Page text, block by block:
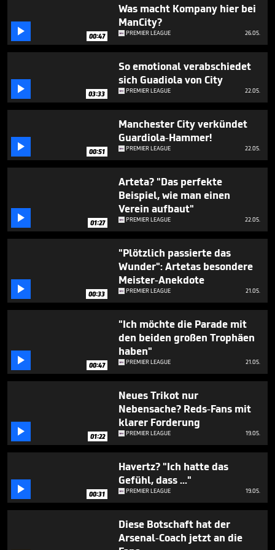
seconds
 00:47
Was macht Kompany hier bei
ManCity?
PREMIER LEAGUE 26.05.
 03:33
So emotional verabschiedet
sich Guadiola von City
PREMIER LEAGUE 22.05.
 00:51
Manchester City verkündet
Guardiola-Hammer!
PREMIER LEAGUE 22.05.
 01:27
Arteta? "Das perfekte
Beispiel, wie man einen
Verein aufbaut"
PREMIER LEAGUE 22.05.
 00:33
"Plötzlich passierte das
Wunder": Artetas besondere
Meister-Anekdote
PREMIER LEAGUE 21.05.
 00:47
"Ich möchte die Parade mit
den beiden großen Trophäen
haben"
PREMIER LEAGUE 21.05.
 01:22
Neues Trikot nur
Nebensache? Reds-Fans mit
klarer Forderung
PREMIER LEAGUE 19.05.
 00:31
Havertz? "Ich hatte das
Gefühl, dass ..."
PREMIER LEAGUE 19.05.
Diese Botschaft hat der
Arsenal-Coach jetzt an die